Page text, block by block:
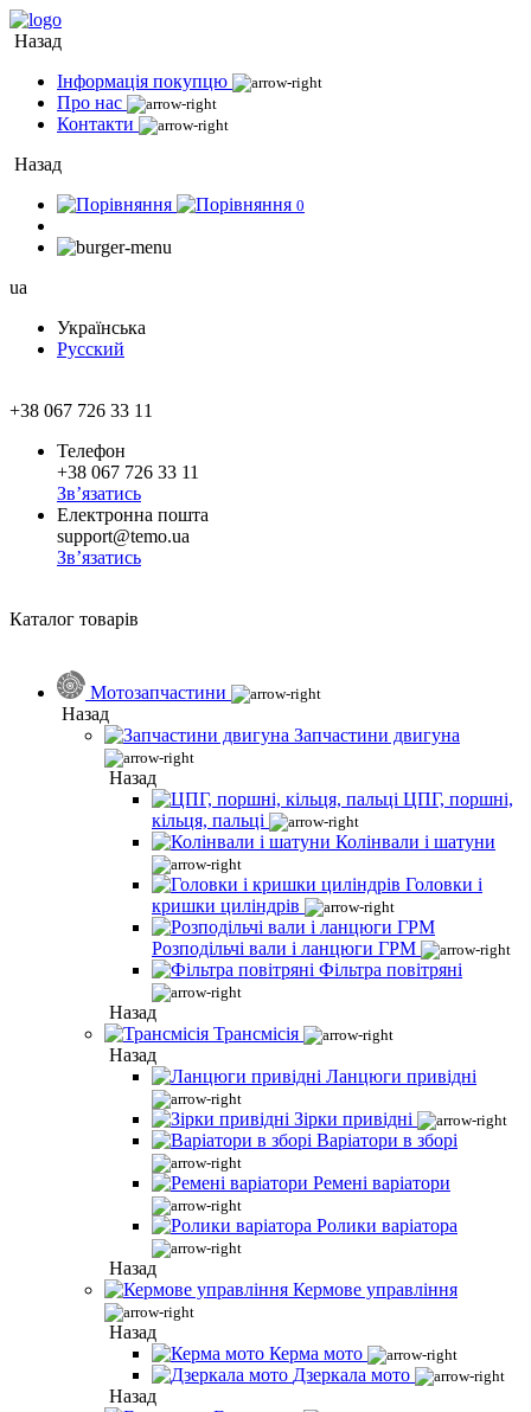
Назад
Інформація покупцю
Про нас
Контакти
Назад
0
ua
Українська
Русский
+38 067 726 33 11
Телефон
+38 067 726 33 11
Зв’язатись
Електронна пошта
support@temo.ua
Зв’язатись
Каталог товарів
Мотозапчастини
Назад
Запчастини двигуна
Назад
ЦПГ, поршні,
кільця, пальці
Колінвали і шатуни
Головки і
кришки циліндрів
Розподільчі вали і ланцюги ГРМ
Фільтра повітряні
Назад
Трансмісія
Назад
Ланцюги привідні
Зірки привідні
Варіатори в зборі
Ремені варіатори
Ролики варіатора
Назад
Кермове управління
Назад
Керма мото
Дзеркала мото
Назад